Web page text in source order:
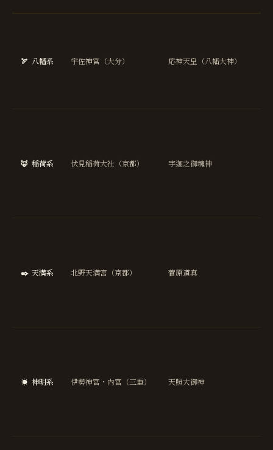
🏹 八幡系 宇佐神宮（大分） 応神天皇（八幡大神）
🦊 稲荷系 伏見稲荷大社（京都） 宇迦之御魂神
✒️ 天満系 北野天満宮（京都） 菅原道真
☀️ 神明系 伊勢神宮・内宮（三重） 天照大御神